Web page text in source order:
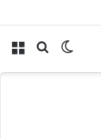
أمنية
بحث الوضع